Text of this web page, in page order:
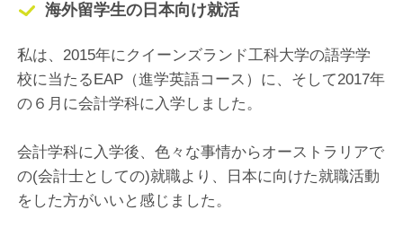
海外留学生の日本向け就活
私は、2015年にクイーンズランド工科大学の語学学
校に当たるEAP（進学英語コース）に、そして2017年
の６月に会計学科に入学しました。
会計学科に入学後、色々な事情からオーストラリアで
の(会計士としての)就職より、日本に向けた就職活動
をした方がいいと感じました。